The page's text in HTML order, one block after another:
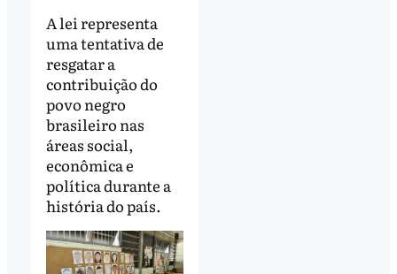
A lei representa
uma tentativa de
resgatar a
contribuição do
povo negro
brasileiro nas
áreas social,
econômica e
política durante a
história do país.